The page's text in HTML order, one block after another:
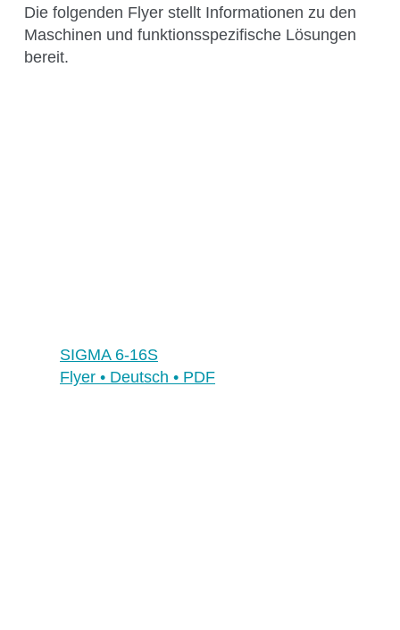
Labore und Schulungsstandorte
Kontakt
Die folgenden Flyer stellt Informationen zu den
Maschinen und funktionsspezifische Lösungen
bereit.
SIGMA 6-16S
Flyer • Deutsch • PDF